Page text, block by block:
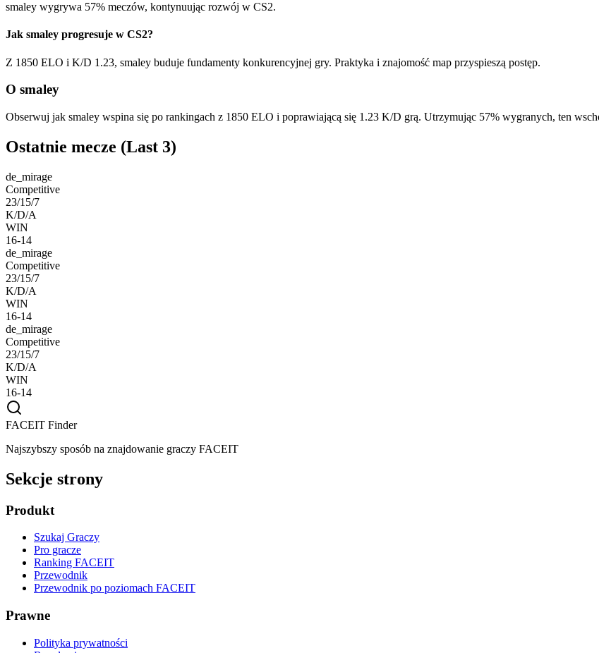
smaley wygrywa 57% meczów, kontynuując rozwój w CS2.
Jak smaley progresuje w CS2?
Z 1850 ELO i K/D 1.23, smaley buduje fundamenty konkurencyjnej gry. Praktyka i znajomość map przyspieszą postęp.
O smaley
Obserwuj jak smaley wspina się po rankingach z 1850 ELO i poprawiającą się 1.23 K/D grą. Utrzymując 57% wygranych, ten
Ostatnie mecze (Last 3)
de_mirage
Competitive
23/15/7
K/D/A
WIN
16-14
de_mirage
Competitive
23/15/7
K/D/A
WIN
16-14
de_mirage
Competitive
23/15/7
K/D/A
WIN
16-14
FACEIT Finder
Najszybszy sposób na znajdowanie graczy FACEIT
Sekcje strony
Produkt
Szukaj Graczy
Pro gracze
Ranking FACEIT
Przewodnik
Przewodnik po poziomach FACEIT
Prawne
Polityka prywatności